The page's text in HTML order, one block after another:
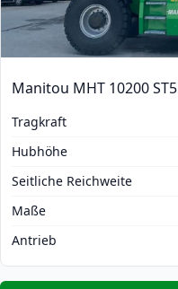
Manitou MHT 10200 ST5
Tragkraft
Hubhöhe
Seitliche Reichweite
Maße
Antrieb